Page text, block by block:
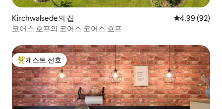
Kirchwalsede의 집 평점 4.99점(5
4.99 (92)
코어스 호프의 코어스 코어스 호프
상위 게스트 선호
게스트 선호